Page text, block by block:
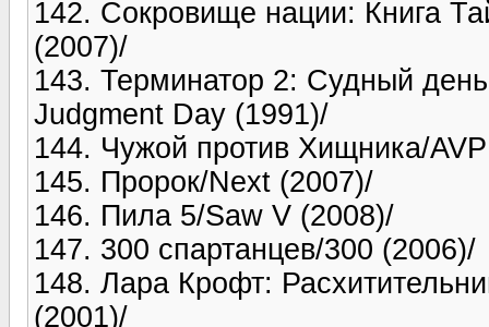
142. Сокровище нации: Книга
(2007)/
143. Терминатор 2: Судный
Judgment Day (1991)/
144. Чужой против Хищника/
145. Пророк/Next (2007)/
146. Пила 5/Saw V (2008)/
147. 300 спартанцев/300 (2006)/
148. Лара Крофт:
(2001)/